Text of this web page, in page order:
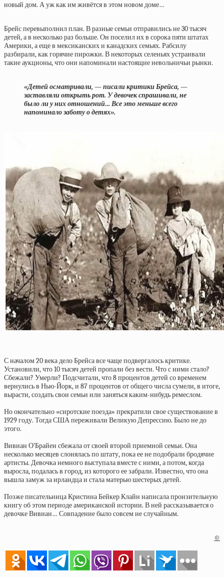
новый дом. А уж как им живётся в этом новом доме…
Брейс перевыполнил план. В разные семьи отправились не 30 тысяч
детей, а в несколько раз больше. Он поселил их в сорока пяти штатах
Америки, а еще в мексиканских и канадских семьях. Рабсилу
разбирали, как горячие пирожки. В некоторых селеньях устраивали
такие аукционы, что они напоминали настоящие невольничьи рынки.
«Детей осматривали, — писали критики Брейса, —
заставляли открыть рот. У девочек спрашивали, не
было ли у них отношений… Все это меньше всего
напоминало заботу о детях».
С началом 20 века дело Брейса все чаще подвергалось критике.
Установили, что 10 тысяч детей пропали без вести. Что с ними стало?
Сбежали? Умерли? Подсчитали, что 8 процентов детей со временем
вернулись в Нью-Йорк, и 87 процентов от общего числа сумели, в итоге,
вырасти, создать свои семьи или заняться каким-нибудь ремеслом.
Но окончательно «сиротские поезда» прекратили свое существование в
1929 году. Тогда США переживали Великую Депрессию. Было не до
этого.
Вивиан О’Брайен сбежала от своей второй приемной семьи. Она
несколько месяцев слонялась по штату, пока ее не подобрали бродячие
артисты. Девочка немного выступала вместе с ними, а потом, когда
выросла, подалась в город, из которого ее забрали. Известно, что она
вышла замуж за ирландца и стала матерью шестерых детей.
Позже писательница Кристина Бейкер Клайн написала пронзительную
книгу об этом периоде американской истории. В ней рассказывается о
девочке Вивиан… Совпадение было совсем не случайным.
©